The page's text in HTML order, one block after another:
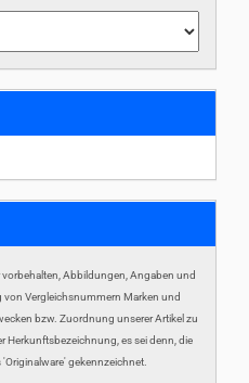
Abbildungen, Angaben und
Vergleichsnummern Marken und
bzw. Zuordnung unserer Artikel zu
Herkunftsbezeichnung, es sei denn, die
gekennzeichnet.